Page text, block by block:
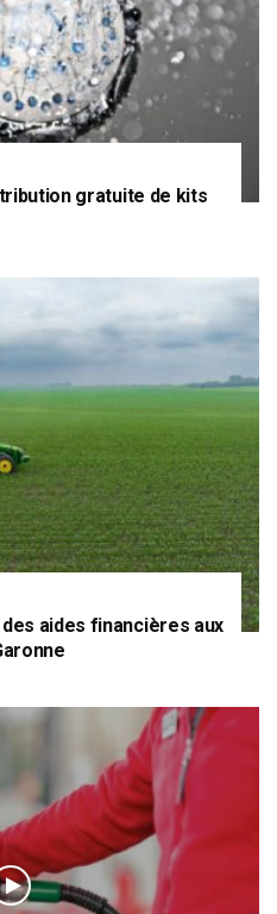
gratuite de kits
aides financières aux